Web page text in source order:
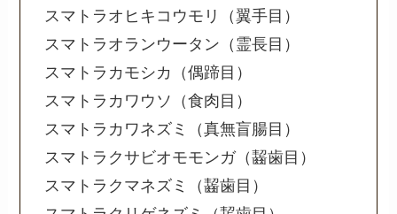
スマトラオヒキコウモリ（翼手目）
スマトラオランウータン（霊長目）
スマトラカモシカ（偶蹄目）
スマトラカワウソ（食肉目）
スマトラカワネズミ（真無盲腸目）
スマトラクサビオモモンガ（齧歯目）
スマトラクマネズミ（齧歯目）